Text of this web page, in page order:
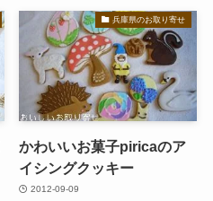
兵庫県のお取り寄せ
かわいいお菓子piricaのア
イシングクッキー
2012-09-09